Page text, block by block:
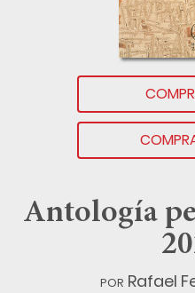
Antología
por Rafael